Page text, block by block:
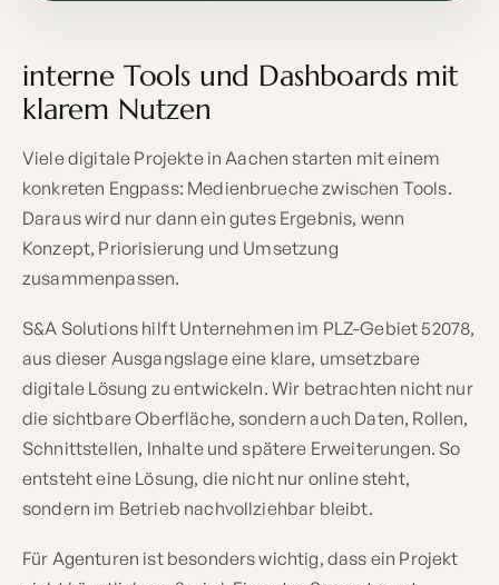
interne Tools und Dashboards mit
klarem Nutzen
Viele digitale Projekte in Aachen starten mit einem
konkreten Engpass: Medienbrueche zwischen Tools.
Daraus wird nur dann ein gutes Ergebnis, wenn
Konzept, Priorisierung und Umsetzung
zusammenpassen.
S&A Solutions hilft Unternehmen im PLZ-Gebiet 52078,
aus dieser Ausgangslage eine klare, umsetzbare
digitale Lösung zu entwickeln. Wir betrachten nicht nur
die sichtbare Oberfläche, sondern auch Daten, Rollen,
Schnittstellen, Inhalte und spätere Erweiterungen. So
entsteht eine Lösung, die nicht nur online steht,
sondern im Betrieb nachvollziehbar bleibt.
Für Agenturen ist besonders wichtig, dass ein Projekt